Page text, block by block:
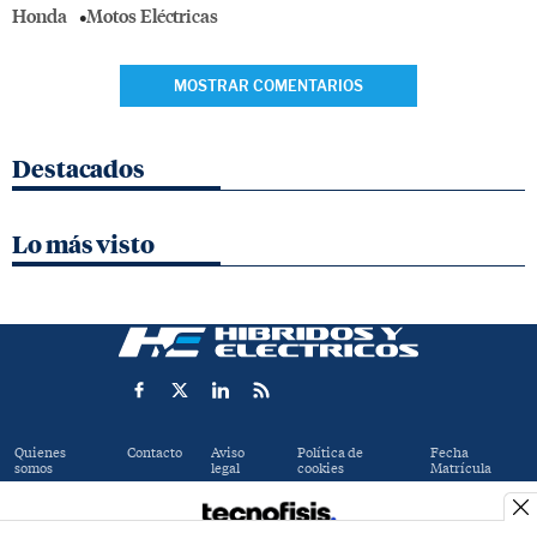
Honda Motos Eléctricas
MOSTRAR COMENTARIOS
Destacados
Lo más visto
Quienes
somos
Contacto Aviso
legal
Política de
cookies
Fecha
Matrícula